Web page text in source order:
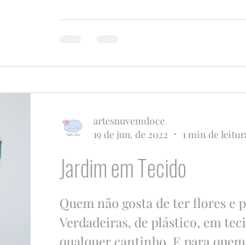
Jardim em Tecido
Quem não gosta de ter flores e
Verdadeiras, de plástico, em
qualquer cantinho. E para quem
artesnuvemdoce
19 de jun. de 2022
1 min de